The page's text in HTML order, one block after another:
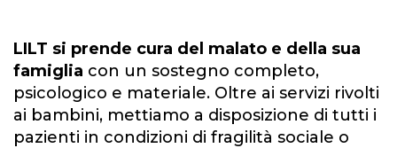
LILT si prende cura del malato e della sua
famiglia con un sostegno completo,
psicologico e materiale. Oltre ai servizi rivolti
ai bambini, mettiamo a disposizione di tutti i
pazienti in condizioni di fragilità sociale o